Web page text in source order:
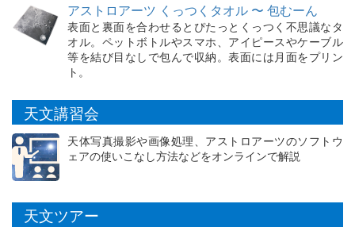
アストロアーツ くっつくタオル 〜 包むーん
表面と裏面を合わせるとぴたっとくっつく不思議なタ
オル。ペットボトルやスマホ、アイピースやケーブル
等を結び目なしで包んで収納。表面には月面をプリン
ト。
天文講習会
天体写真撮影や画像処理、アストロアーツのソフトウ
ェアの使いこなし方法などをオンラインで解説
天文ツアー